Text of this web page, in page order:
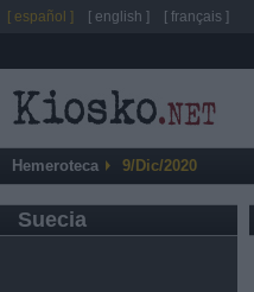
Hemeroteca 9/Dic/2020
Suecia
[ español ] [ english ] [ français ]